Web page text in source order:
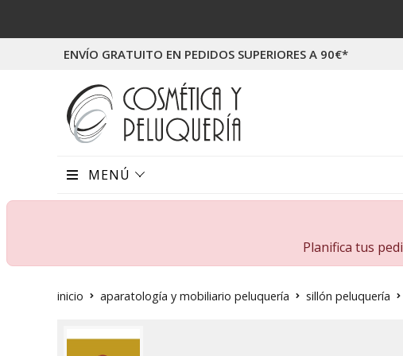
ENVÍO GRATUITO EN PEDIDOS SUPERIORES A 90€*
MENÚ
Planifica tus
inicio aparatología y mobiliario peluquería sillón peluquería